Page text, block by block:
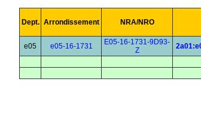
Dept. Arrondissement NRA/NRO
e05 e05-16-1731
E05-16-1731-9D93-
Z